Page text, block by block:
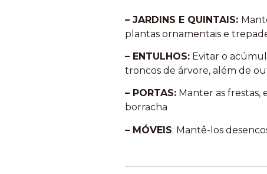
– JARDINS E QUINTAIS:
plantas ornamentais e
– ENTULHOS:Evitar o
troncos de árvore, além de
– PORTAS:Manter as frestas,
borracha
– MÓVEIS: Mantê-los